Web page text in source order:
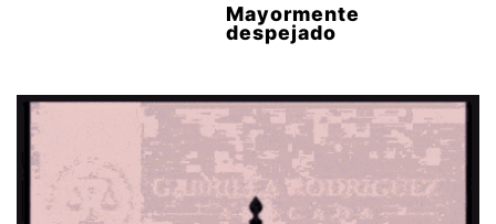
Mayormente
despejado